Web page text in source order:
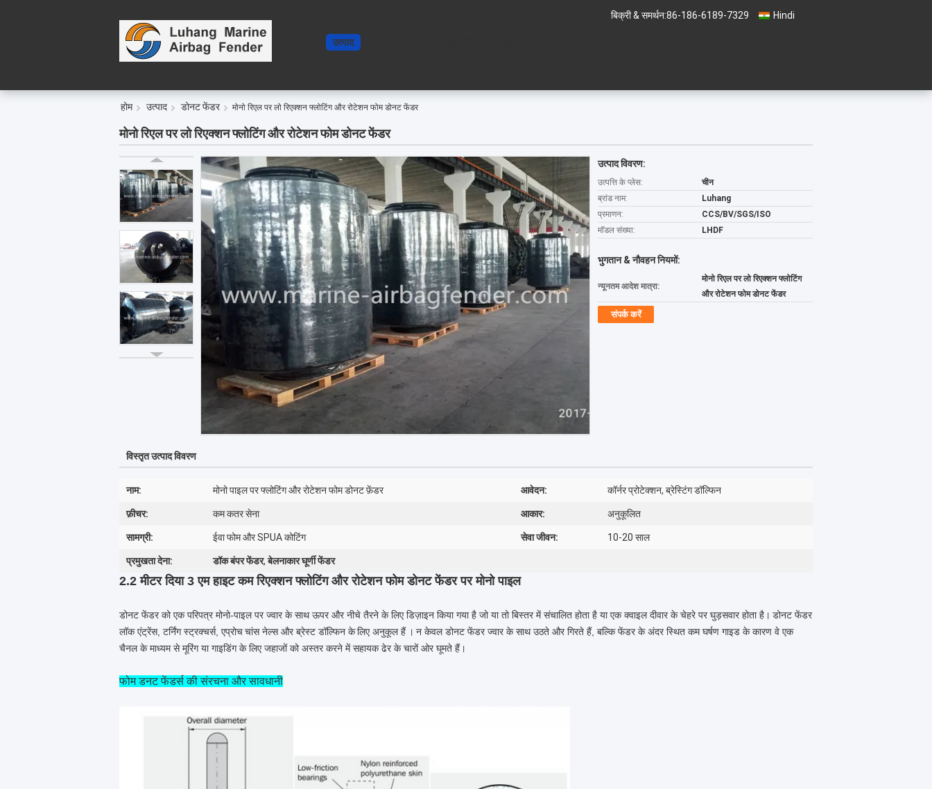
Hindi
बिक्री & समर्थन:86-186-6189-7329
उत्पाद
होम उत्पाद डोनट फेंडर मोनो रिएल पर लो रिएक्शन फ्लोटिंग और रोटेशन फोम डोनट फेंडर
मोनो रिएल पर लो रिएक्शन फ्लोटिंग और रोटेशन फोम डोनट फेंडर
उत्पाद विवरण:
उत्पत्ति के प्लेस:
चीन
ब्रांड नाम:
Luhang
प्रमाणन:
CCS/BV/SGS/ISO
मॉडल संख्या:
LHDF
भुगतान & नौवहन नियमों:
न्यूनतम आदेश मात्रा:
मोनो रिएल पर लो रिएक्शन फ्लोटिंग
और रोटेशन फोम डोनट फेंडर
संपर्क करें
विस्तृत उत्पाद विवरण
नाम: मोनो पाइल पर फ्लोटिंग और रोटेशन फोम डोनट फ़ेंडर आवेदन: कॉर्नर प्रोटेक्शन, ब्रेस्टिंग डॉल्फिन
फ़ीचर: कम कतर सेना आकार: अनुकूलित
सामग्री: ईवा फोम और SPUA कोटिंग सेवा जीवन: 10-20 साल
प्रमुखता देना: डॉक बंपर फेंडर,बेलनाकार घूर्णी फेंडर
2.2 मीटर दिया 3 एम हाइट कम रिएक्शन फ्लोटिंग और रोटेशन फोम डोनट फेंडर पर मोनो पाइल
डोनट फेंडर को एक परिपत्र मोनो-पाइल पर ज्वार के साथ ऊपर और नीचे तैरने के लिए डिज़ाइन किया गया है जो या तो बिस्तर में संचालित होता है या एक क्वाइल दीवार के चेहरे पर घुड़सवार होता है। डोनट फेंडर
लॉक एंट्रेंस, टर्निंग स्ट्रक्चर्स, एप्रोचचांस नेल्स और ब्रेस्ट डॉल्फिन केलिए अनुकूल हैं । न केवल डोनट फेंडर ज्वार के साथ उठते और गिरते हैं, बल्कि फेंडर के अंदर स्थित कम घर्षण गाइड के कारण वे एक
चैनल के माध्यम से मूरिंग या गाइडिंग के लिए जहाजों को अस्तर करने में सहायक ढेर के चारों ओर घूमते हैं।
फोम डनट फेंडर्स की संरचना और सावधानी